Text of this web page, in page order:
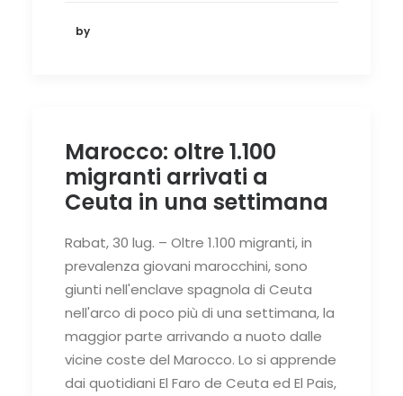
by
Marocco: oltre 1.100
migranti arrivati a
Ceuta in una settimana
Rabat, 30 lug. – Oltre 1.100 migranti, in
prevalenza giovani marocchini, sono
giunti nell'enclave spagnola di Ceuta
nell'arco di poco più di una settimana, la
maggior parte arrivando a nuoto dalle
vicine coste del Marocco. Lo si apprende
dai quotidiani El Faro de Ceuta ed El Pais,